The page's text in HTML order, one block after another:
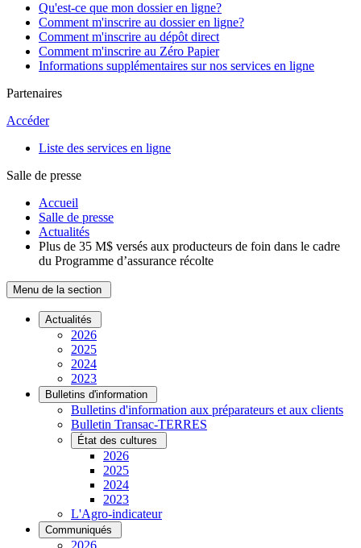
Qu'est-ce que mon dossier en ligne?
Comment m'inscrire au dossier en ligne?
Comment m'inscrire au dépôt direct
Comment m'inscrire au Zéro Papier
Informations supplémentaires sur nos services en ligne
Partenaires
Accéder
Liste des services en ligne
Salle de presse
Accueil
Salle de presse
Actualités
Plus de 35 M$ versés aux producteurs de foin dans le cadre
du Programme d’assurance récolte
Menu de la section
Actualités
2026
2025
2024
2023
Bulletins d'information
Bulletins d'information aux préparateurs et aux clients
Bulletin Transac-TERRES
État des cultures
2026
2025
2024
2023
L'Agro-indicateur
Communiqués
2026